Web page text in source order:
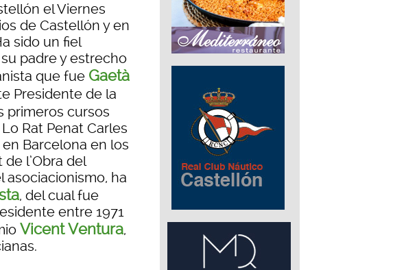
el Viernes
de Castellón y en
sido un fiel
padre y estrecho
que fue Gaetà
Presidente de la
primeros cursos
Rat Penat Carles
Barcelona en los
l’Obra del
asociacionismo, ha
, del cual fue
entre 1971
Vicent Ventura,